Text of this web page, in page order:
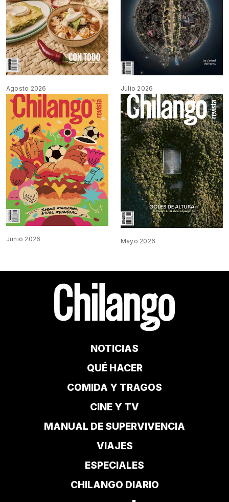
Agosto 2026 Julio 2026
Junio 2026 Mayo 2026
NOTICIAS
QUÉ HACER
COMIDA Y TRAGOS
CINE Y TV
MANUAL DE SUPERVIVENCIA
VIAJES
ESPECIALES
CHILANGO DIARIO